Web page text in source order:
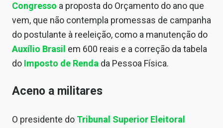
Congresso a proposta do Orçamento do ano que
vem, que não contempla promessas de campanha
do postulante à reeleição, como a manutenção do
Auxílio Brasil em 600 reais e a correção da tabela
do Imposto de Renda da Pessoa Física.
Aceno a militares
O presidente do Tribunal Superior Eleitoral